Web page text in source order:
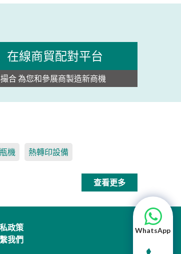
在線商貿配對平台
合 為您和參展商製造新商機
機 熱轉印設備
查看更多
政策
我們
WhatsApp